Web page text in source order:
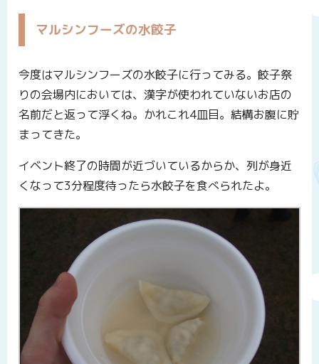
マルシンフーズの水餃子
今度はマルシンフーズの水餃子に行ってみる。餃子祭
りの会場内においては、漢字が使われていないお店の
名前だと返って浮くね。かれこれ4皿目。結構お腹に貯
まってきた。
イベント終了の時間が近づいているからか、列が身近
くなって3分程度待ったら水餃子を食べられたよ。